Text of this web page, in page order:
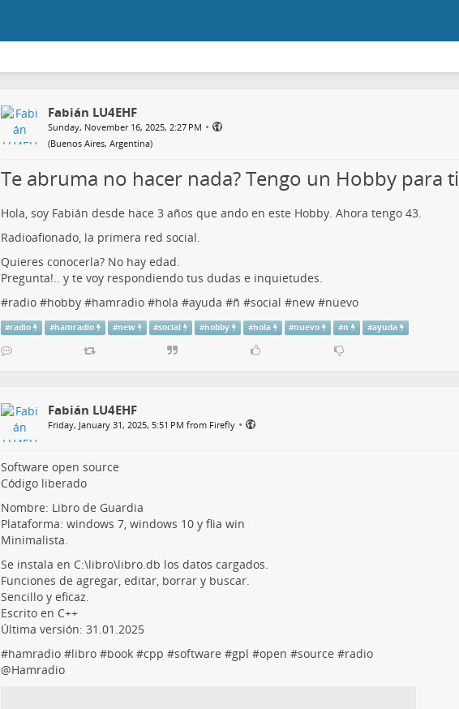
Fabián LU4EHF
Sunday, November 16, 2025, 2:27 PM •
(Buenos Aires, Argentina)
Te abruma no hacer nada? Tengo un Hobby para ti
Hola, soy Fabián desde hace 3 años que ando en este Hobby. Ahora tengo 43.
Radioafionado, la primera red social.
Quieres conocerla? No hay edad.
Pregunta!.. y te voy respondiendo tus dudas e inquietudes.
#radio#hobby#hamradio#hola #ayuda #ñ #social #new#nuevo
#radio #hamradio #new #social #hobby #hola #nuevo #n #ayuda
Fabián LU4EHF
Friday, January 31, 2025, 5:51 PM from Firefly •
Software open source
Código liberado
Nombre: Libro de Guardia
Plataforma: windows 7, windows 10 y flia win
Minimalista.
Se instala en C:\libro\libro.db los datos cargados.
Funciones de agregar, editar, borrar y buscar.
Sencillo y eficaz.
Escrito en C++
Última versión: 31.01.2025
#hamradio#libro#book#cpp #software #gpl #open #source #radio
@Hamradio